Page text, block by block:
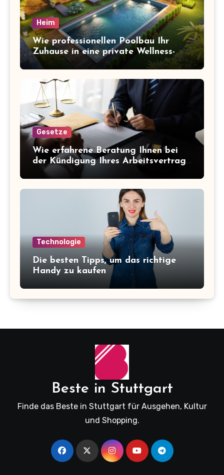
Heim
Wie professionellen Poolbau Ihr
Zuhause in eine private Wellness-
Oase verwandelt
Gesetze
Wie erfahrene Beratung Ihnen bei
der Kündigung Ihres Arbeitsvertrags
hilft
Technologie
Die besten Tipps, um das richtige
Handy zu kaufen
Beste in Stuttgart
Finde das Beste in Stuttgart für Ausgehen, Kultur
und Shopping.